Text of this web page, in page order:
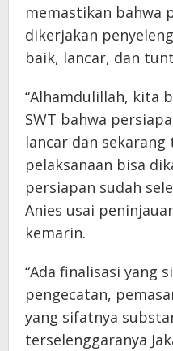
memastikan bahwa
dikerjakan
baik, lancar, dan
“Alhamdulillah, kita
SWT bahwa
lancar dan
pelaksanaan bisa
persiapan sudah
Anies usai
kemarin.
“Ada finalisasi yang
pengecatan,
yang sifatnya
terselenggaranya